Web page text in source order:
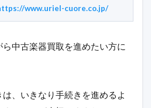
www.uriel-cuore.co.jp/
中古楽器買取を進めたい方に
、いきなり手続きを進めるよ